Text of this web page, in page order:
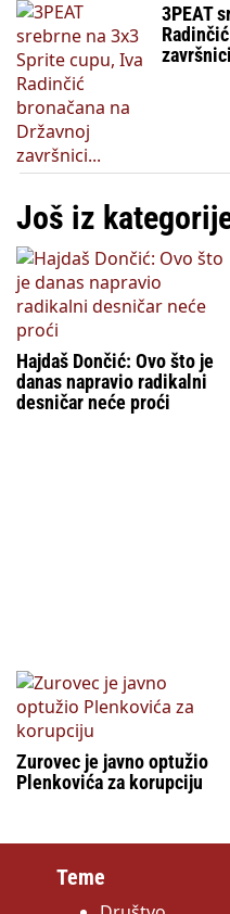
3PEAT
Još iz
Hajdaš Dončić: Ovo što je
danas napravio radikalni
desničar neće proći
Zurovec je javno optužio
Plenkovića za korupciju
Teme